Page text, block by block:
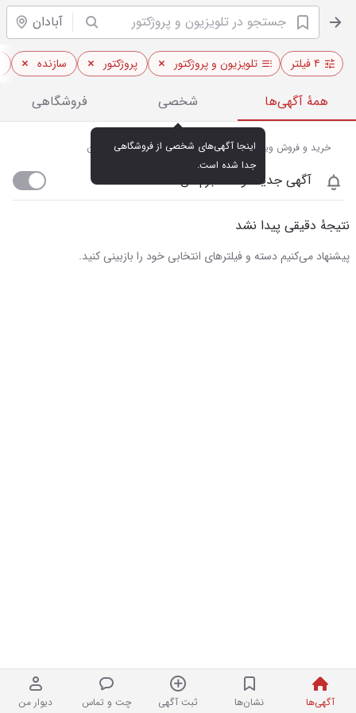
آبادان
آگهی‌ها نشان‌ها ثبت آگهی چت و تماس دیوار من
۴ فیلتر تلویزیون و پروژکتور پروژکتور سازنده
همهٔ آگهی‌ها شخصی فروشگاهی
جدا شده است.
خرید و فروش ویدئو پروژکتور و تلویزیون‌های هوشمند در آبادان
آگهی جدید اومد خبرم کن
نتیجهٔ دقیقی پیدا نشد
پیشنهاد می‌کنیم دسته و فیلترهای انتخابی خود را بازبینی کنید.